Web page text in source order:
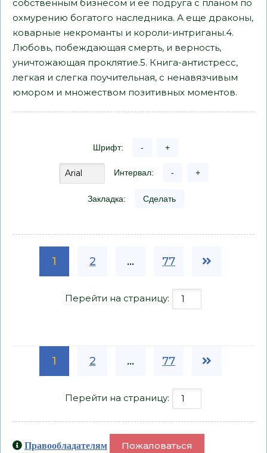
собственным бизнесом и ее подруга с планом по
охмурению богатого наследника. А еще драконы,
коварные некроманты и короли-интриганы.4.
Любовь, побеждающая смерть, и верность,
уничтожающая проклятие.5. Книга-антистресс,
легкая и слегка поучительная, с ненавязчивым
юмором и множеством позитивных моментов.
Шрифт: - +
Интервал: - +
Закладка: Сделать
1 2 ... 77
Перейти на страницу:
1 2 ... 77
Перейти на страницу:
Правообладателям Пожаловаться